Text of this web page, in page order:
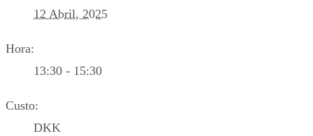
12 Abril, 2025
Hora:
13:30 - 15:30
Custo:
DKK